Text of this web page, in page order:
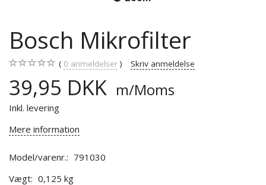
Bosch Mikrofilter
0 anmeldelser Skriv anmeldelse
39,95 DKK m/Moms
Inkl. levering
Mere information
Model/varenr.: 791030
Vægt: 0,125 kg